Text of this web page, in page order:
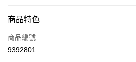
信用卡一次付款
ATM付款
商品特色
商品編號
9392801